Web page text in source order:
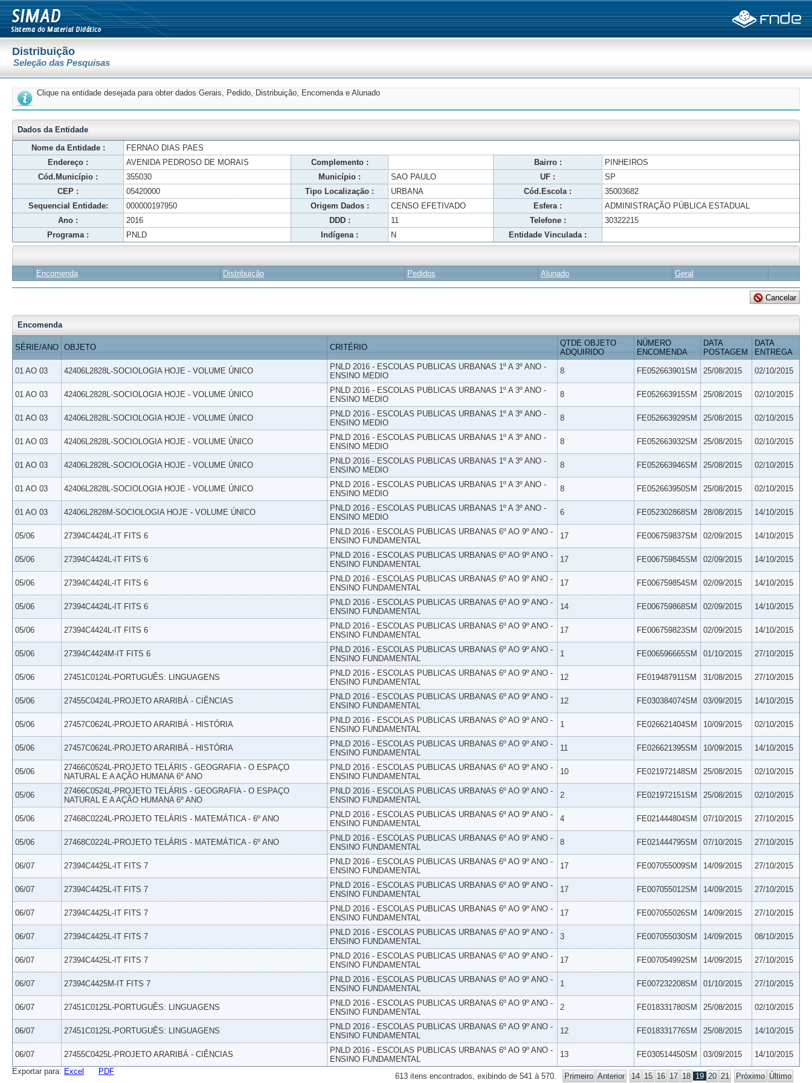
Distribuição
Seleção das Pesquisas
Clique na entidade desejada para obter dados Gerais, Pedido, Distribuição, Encomenda e Alunado
Dados da Entidade
Nome da Entidade :
FERNAO DIAS PAES
Endereço :
AVENIDA PEDROSO DE MORAIS Complemento : Bairro :
PINHEIROS
Cód.Município :
355030 Município : SAO PAULO UF :
SP
CEP :
05420000 Tipo Localização : URBANA Cód.Escola :
35003682
Sequencial Entidade:
000000197950 Origem Dados : CENSO EFETIVADO Esfera :
ADMINISTRAÇÃO PÚBLICA ESTADUAL
Ano :
2016 DDD : 11 Telefone :
30322215
Programa :
PNLD Indígena : N Entidade Vinculada :
Encomenda Distribuição Pedidos Alunado Geral
Encomenda
SÉRIE/ANO OBJETO CRITÉRIO
QTDE OBJETO
ADQUIRIDO
NÚMERO
ENCOMENDA
DATA
POSTAGEM
DATA
ENTREGA
01 AO 03 42406L2828L-SOCIOLOGIA HOJE - VOLUME ÚNICO
PNLD 2016 - ESCOLAS PUBLICAS URBANAS 1º A 3º ANO -
ENSINO MEDIO
8 FE052663901SM 25/08/2015 02/10/2015
01 AO 03 42406L2828L-SOCIOLOGIA HOJE - VOLUME ÚNICO
PNLD 2016 - ESCOLAS PUBLICAS URBANAS 1º A 3º ANO -
ENSINO MEDIO
8 FE052663915SM 25/08/2015 02/10/2015
01 AO 03 42406L2828L-SOCIOLOGIA HOJE - VOLUME ÚNICO
PNLD 2016 - ESCOLAS PUBLICAS URBANAS 1º A 3º ANO -
ENSINO MEDIO
8 FE052663929SM 25/08/2015 02/10/2015
01 AO 03 42406L2828L-SOCIOLOGIA HOJE - VOLUME ÚNICO
PNLD 2016 - ESCOLAS PUBLICAS URBANAS 1º A 3º ANO -
ENSINO MEDIO
8 FE052663932SM 25/08/2015 02/10/2015
01 AO 03 42406L2828L-SOCIOLOGIA HOJE - VOLUME ÚNICO
PNLD 2016 - ESCOLAS PUBLICAS URBANAS 1º A 3º ANO -
ENSINO MEDIO
8 FE052663946SM 25/08/2015 02/10/2015
01 AO 03 42406L2828L-SOCIOLOGIA HOJE - VOLUME ÚNICO
PNLD 2016 - ESCOLAS PUBLICAS URBANAS 1º A 3º ANO -
ENSINO MEDIO
8 FE052663950SM 25/08/2015 02/10/2015
01 AO 03 42406L2828M-SOCIOLOGIA HOJE - VOLUME ÚNICO
PNLD 2016 - ESCOLAS PUBLICAS URBANAS 1º A 3º ANO -
ENSINO MEDIO
6 FE052302868SM 28/08/2015 14/10/2015
05/06 27394C4424L-IT FITS 6
PNLD 2016 - ESCOLAS PUBLICAS URBANAS 6º AO 9º ANO -
ENSINO FUNDAMENTAL
17 FE006759837SM 02/09/2015 14/10/2015
05/06 27394C4424L-IT FITS 6
PNLD 2016 - ESCOLAS PUBLICAS URBANAS 6º AO 9º ANO -
ENSINO FUNDAMENTAL
17 FE006759845SM 02/09/2015 14/10/2015
05/06 27394C4424L-IT FITS 6
PNLD 2016 - ESCOLAS PUBLICAS URBANAS 6º AO 9º ANO -
ENSINO FUNDAMENTAL
17 FE006759854SM 02/09/2015 14/10/2015
05/06 27394C4424L-IT FITS 6
PNLD 2016 - ESCOLAS PUBLICAS URBANAS 6º AO 9º ANO -
ENSINO FUNDAMENTAL
14 FE006759868SM 02/09/2015 14/10/2015
05/06 27394C4424L-IT FITS 6
PNLD 2016 - ESCOLAS PUBLICAS URBANAS 6º AO 9º ANO -
ENSINO FUNDAMENTAL
17 FE006759823SM 02/09/2015 14/10/2015
05/06 27394C4424M-IT FITS 6
PNLD 2016 - ESCOLAS PUBLICAS URBANAS 6º AO 9º ANO -
ENSINO FUNDAMENTAL
1 FE006596665SM 01/10/2015 27/10/2015
05/06 27451C0124L-PORTUGUÊS: LINGUAGENS
PNLD 2016 - ESCOLAS PUBLICAS URBANAS 6º AO 9º ANO -
ENSINO FUNDAMENTAL
12 FE019487911SM 31/08/2015 27/10/2015
05/06 27455C0424L-PROJETO ARARIBÁ - CIÊNCIAS
PNLD 2016 - ESCOLAS PUBLICAS URBANAS 6º AO 9º ANO -
ENSINO FUNDAMENTAL
12 FE030384074SM 03/09/2015 14/10/2015
05/06 27457C0624L-PROJETO ARARIBÁ - HISTÓRIA
PNLD 2016 - ESCOLAS PUBLICAS URBANAS 6º AO 9º ANO -
ENSINO FUNDAMENTAL
1 FE026621404SM 10/09/2015 02/10/2015
05/06 27457C0624L-PROJETO ARARIBÁ - HISTÓRIA
PNLD 2016 - ESCOLAS PUBLICAS URBANAS 6º AO 9º ANO -
ENSINO FUNDAMENTAL
11 FE026621395SM 10/09/2015 14/10/2015
05/06
27466C0524L-PROJETO TELÁRIS - GEOGRAFIA - O ESPAÇO
NATURAL E A AÇÃO HUMANA 6º ANO
PNLD 2016 - ESCOLAS PUBLICAS URBANAS 6º AO 9º ANO -
ENSINO FUNDAMENTAL
10 FE021972148SM 25/08/2015 02/10/2015
05/06
27466C0524L-PROJETO TELÁRIS - GEOGRAFIA - O ESPAÇO
NATURAL E A AÇÃO HUMANA 6º ANO
PNLD 2016 - ESCOLAS PUBLICAS URBANAS 6º AO 9º ANO -
ENSINO FUNDAMENTAL
2 FE021972151SM 25/08/2015 02/10/2015
05/06 27468C0224L-PROJETO TELÁRIS - MATEMÁTICA - 6º ANO
PNLD 2016 - ESCOLAS PUBLICAS URBANAS 6º AO 9º ANO -
ENSINO FUNDAMENTAL
4 FE021444804SM 07/10/2015 27/10/2015
05/06 27468C0224L-PROJETO TELÁRIS - MATEMÁTICA - 6º ANO
PNLD 2016 - ESCOLAS PUBLICAS URBANAS 6º AO 9º ANO -
ENSINO FUNDAMENTAL
8 FE021444795SM 07/10/2015 27/10/2015
06/07 27394C4425L-IT FITS 7
PNLD 2016 - ESCOLAS PUBLICAS URBANAS 6º AO 9º ANO -
ENSINO FUNDAMENTAL
17 FE007055009SM 14/09/2015 27/10/2015
06/07 27394C4425L-IT FITS 7
PNLD 2016 - ESCOLAS PUBLICAS URBANAS 6º AO 9º ANO -
ENSINO FUNDAMENTAL
17 FE007055012SM 14/09/2015 27/10/2015
06/07 27394C4425L-IT FITS 7
PNLD 2016 - ESCOLAS PUBLICAS URBANAS 6º AO 9º ANO -
ENSINO FUNDAMENTAL
17 FE007055026SM 14/09/2015 27/10/2015
06/07 27394C4425L-IT FITS 7
PNLD 2016 - ESCOLAS PUBLICAS URBANAS 6º AO 9º ANO -
ENSINO FUNDAMENTAL
3 FE007055030SM 14/09/2015 08/10/2015
06/07 27394C4425L-IT FITS 7
PNLD 2016 - ESCOLAS PUBLICAS URBANAS 6º AO 9º ANO -
ENSINO FUNDAMENTAL
17 FE007054992SM 14/09/2015 27/10/2015
06/07 27394C4425M-IT FITS 7
PNLD 2016 - ESCOLAS PUBLICAS URBANAS 6º AO 9º ANO -
ENSINO FUNDAMENTAL
1 FE007232208SM 01/10/2015 27/10/2015
06/07 27451C0125L-PORTUGUÊS: LINGUAGENS
PNLD 2016 - ESCOLAS PUBLICAS URBANAS 6º AO 9º ANO -
ENSINO FUNDAMENTAL
2 FE018331780SM 25/08/2015 02/10/2015
06/07 27451C0125L-PORTUGUÊS: LINGUAGENS
PNLD 2016 - ESCOLAS PUBLICAS URBANAS 6º AO 9º ANO -
ENSINO FUNDAMENTAL
12 FE018331776SM 25/08/2015 14/10/2015
06/07 27455C0425L-PROJETO ARARIBÁ - CIÊNCIAS
PNLD 2016 - ESCOLAS PUBLICAS URBANAS 6º AO 9º ANO -
ENSINO FUNDAMENTAL
13 FE030514450SM 03/09/2015 14/10/2015
613 itens encontrados, exibindo de 541 à 570. Primeiro Anterior 14 15 16 17 18 19 20 21 Próximo Último
Exportar para: Excel PDF